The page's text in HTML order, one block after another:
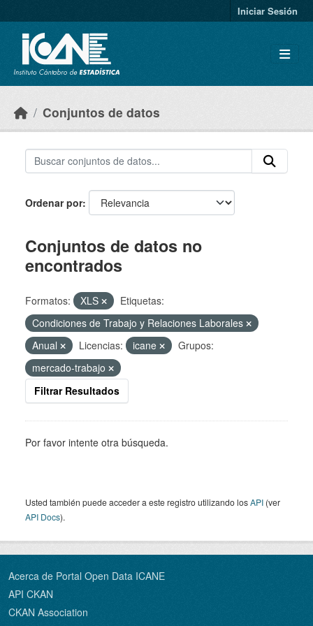
Iniciar Sesión
Conjuntos de datos
Ordenar por
Conjuntos de datos no
encontrados
Formatos: XLS
Etiquetas:
Condiciones de Trabajo y Relaciones Laborales
Anual
Licencias: icane
Grupos:
mercado-trabajo
Filtrar Resultados
Por favor intente otra búsqueda.
Usted también puede acceder a este registro utilizando losAPI (ver
API Docs).
Acerca de Portal Open Data ICANE
API CKAN
CKAN Association